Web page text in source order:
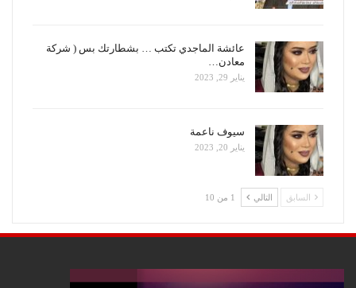
عائشة الماجدي تكتب … بشطارتك بس ( شركة
معادن…
يناير 29, 2023
سيوف ناعمة
يناير 20, 2023
السابق التالي 1 من 10